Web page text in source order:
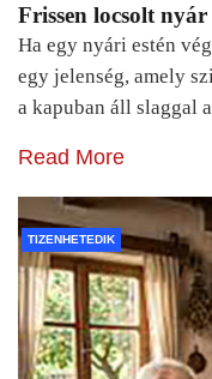
Frissen locsolt nyár
Ha egy nyári estén
egy jelenség, amely
a kapuban áll slaggal
Read More
TIZENHETEDIK